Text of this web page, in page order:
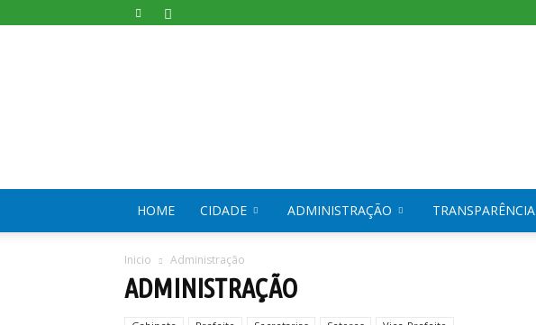
HOME CIDADE ADMINISTRAÇÃO TRANSPARÊNCIA
Inicio Administração
ADMINISTRAÇÃO